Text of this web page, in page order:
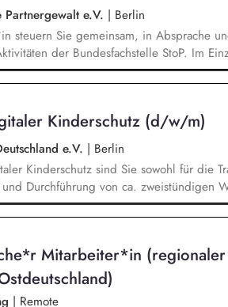
Partnergewalt e.V. | Berlin
steuern Sie gemeinsam, in Absprache
der Bundesfachstelle StoP. Im
Verantwortung für die Umsetzung des
Sicherstellung des wirtschaftlichen
Controlling), Akquise von
für die Bundesfachstelle mit 4
Kinderschutz (d/w/m)
e.V. | Berlin
Kinderschutz sind Sie sowohl für die
Durchführung von ca. zweistündigen
und Akquise von Institutionen und
mit Kinderfotos und -videos (z. B.
Kinder-/
zielgruppengerechter Trainings in
Mitarbeiter*in (regionaler
| Remote